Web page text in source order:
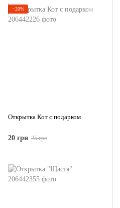
−20%
Открытка Кот с подарком
20 грн 25 грн